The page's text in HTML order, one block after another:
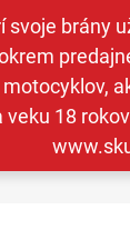
brány
18